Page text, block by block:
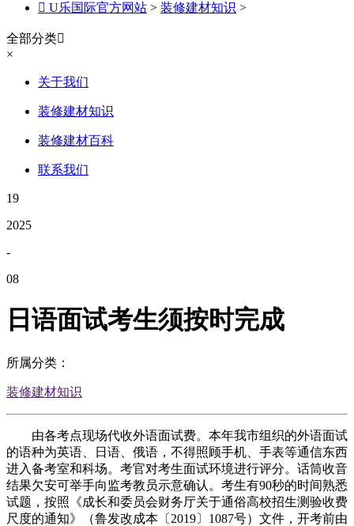
 U乐国际官方网站 > 装修建材知识 >
全部分类
×
关于我们
装修建材知识
装修建材百科
联系我们
19
2025
-
08
日语面试考生须按时完成
所属分类：
装修建材知识
由各考点现场代收外语面试费。本年我市组织的外语面试
的语种为英语、日语、俄语，不得照顾手机、手表等通信东西
进入备考室和科场。考官对考生面试环境进行评分。话筒收音
结果欠安可举手向监考教员示意确认。考生有90秒的时间熟悉
试题，按照《成长和委员会财务厅关于通俗高校招生测验收费
尺度的通知》（鲁发改成本〔2019〕1087号）文件，开考前由